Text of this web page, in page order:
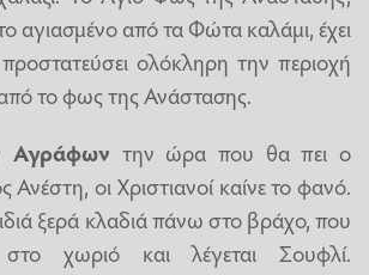
αγιασμένο από τα Φώτα καλάμι, έχει
ολόκληρη την περιοχή
το φως της Ανάστασης.
Αγράφων την ώρα που θα πει ο
Ανέστη, οι Χριστιανοί καίνε το φανό.
ξερά κλαδιά πάνω στο βράχο, που
στο χωριό και λέγεται Σουφλί.